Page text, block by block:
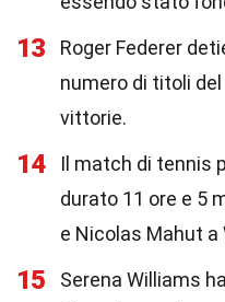
13
Roger Federer
numero di titoli del
vittorie.
14
Il match di tennis
durato 11 ore e 5
e Nicolas Mahut a
15
Serena Williams